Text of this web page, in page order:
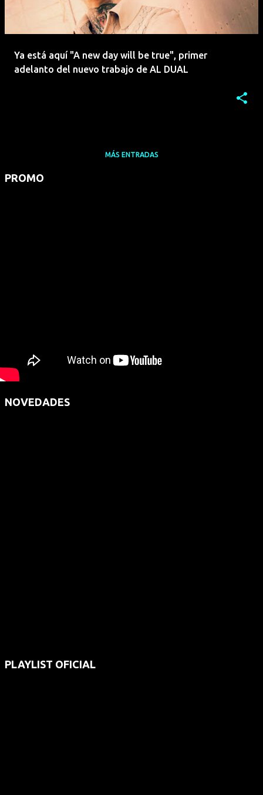
Ya está aquí "A new day will be true", primer
adelanto del nuevo trabajo de AL DUAL
MÁS ENTRADAS
PROMO
NOVEDADES
PLAYLIST OFICIAL